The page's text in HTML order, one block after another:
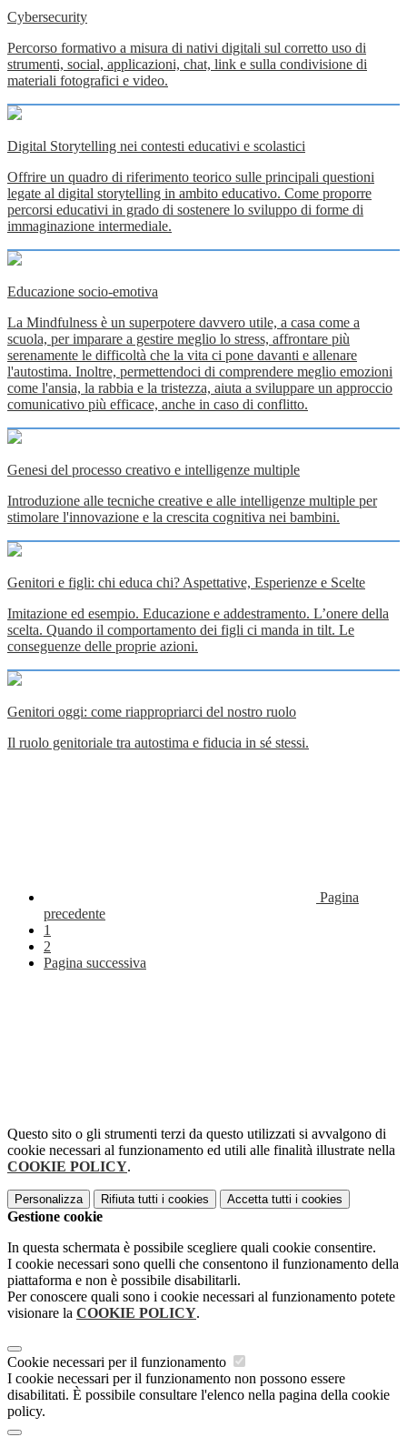
Cybersecurity
Percorso formativo a misura di nativi digitali sul corretto uso di
strumenti, social, applicazioni, chat, link e sulla condivisione di
materiali fotografici e video.
Digital Storytelling nei contesti educativi e scolastici
Offrire un quadro di riferimento teorico sulle principali questioni
legate al digital storytelling in ambito educativo. Come proporre
percorsi educativi in grado di sostenere lo sviluppo di forme di
immaginazione intermediale.
Educazione socio-emotiva
La Mindfulness è un superpotere davvero utile, a casa come a
scuola, per imparare a gestire meglio lo stress, affrontare più
serenamente le difficoltà che la vita ci pone davanti e allenare
l'autostima. Inoltre, permettendoci di comprendere meglio emozioni
come l'ansia, la rabbia e la tristezza, aiuta a sviluppare un approccio
comunicativo più efficace, anche in caso di conflitto.
Genesi del processo creativo e intelligenze multiple
Introduzione alle tecniche creative e alle intelligenze multiple per
stimolare l'innovazione e la crescita cognitiva nei bambini.
Genitori e figli: chi educa chi? Aspettative, Esperienze e Scelte
Imitazione ed esempio. Educazione e addestramento. L’onere della
scelta. Quando il comportamento dei figli ci manda in tilt. Le
conseguenze delle proprie azioni.
Genitori oggi: come riappropriarci del nostro ruolo
Il ruolo genitoriale tra autostima e fiducia in sé stessi.
Pagina
precedente
1
2
Pagina successiva
Questo sito o gli strumenti terzi da questo utilizzati si avvalgono di
cookie necessari al funzionamento ed utili alle finalità illustrate nella
COOKIE POLICY.
Personalizza Rifiuta tutti i cookies Accetta tutti i cookies
Gestione cookie
In questa schermata è possibile scegliere quali cookie consentire.
I cookie necessari sono quelli che consentono il funzionamento della
piattaforma e non è possibile disabilitarli.
Per conoscere quali sono i cookie necessari al funzionamento potete
visionare la COOKIE POLICY.
Cookie necessari per il funzionamento
I cookie necessari per il funzionamento non possono essere
disabilitati. È possibile consultare l'elenco nella pagina della cookie
policy.